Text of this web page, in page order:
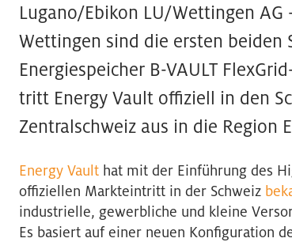
Lugano/Ebikon LU/Wettingen
Wettingen sind die ersten beiden
Energiespeicher B-VAULT
tritt Energy Vault offiziell in den
Zentralschweiz aus in die Region
Energy Vault hat mit der Einführung des
offiziellen Markteintritt in der Schweiz
industrielle, gewerbliche und kleine
Es basiert auf einer neuen Konfiguration